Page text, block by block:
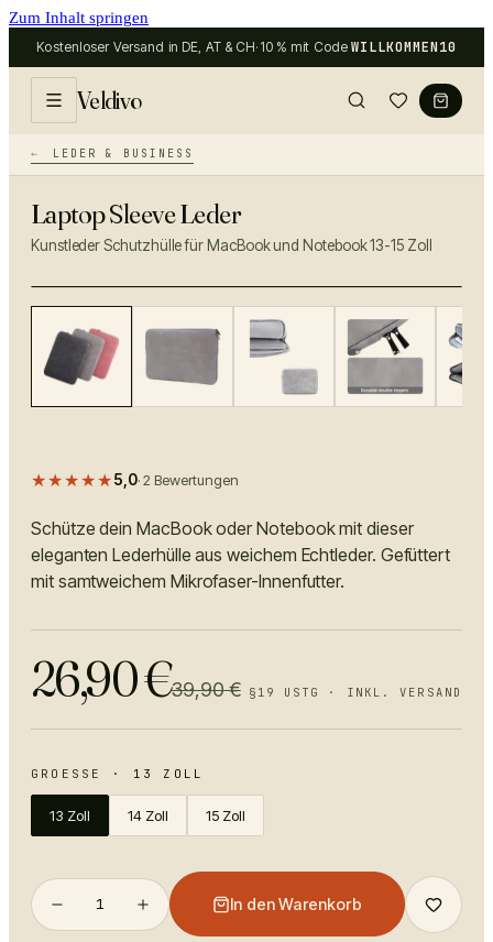
Zum Inhalt springen
Kostenloser Versand in DE, AT & CH· 10 % mit Code WILLKOMMEN10
Veldivo
LEDER & BUSINESS
Laptop Sleeve Leder
Kunstleder Schutzhülle für MacBook und Notebook 13-15 Zoll
−33
★★★★★5,0·2 Bewertungen
Schütze dein MacBook oder Notebook mit dieser
eleganten Lederhülle aus weichem Echtleder. Gefüttert
mit samtweichem Mikrofaser-Innenfutter.
26,90€39,90€ §19 USTG · INKL. VERSAND
GROESSE · 13 ZOLL
13 Zoll 14 Zoll 15 Zoll
1 In den Warenkorb